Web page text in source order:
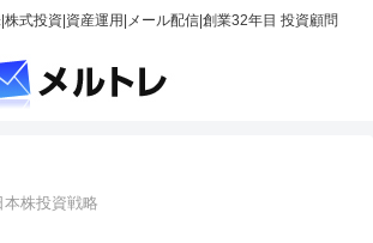
式投資|資産運用|メール配信|創業32年目 投資顧問
本株投資戦略